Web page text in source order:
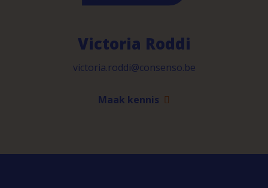
Victoria Roddi
victoria.roddi@consenso.be
Maak kennis